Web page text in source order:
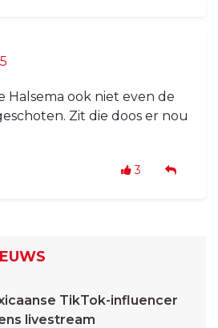
Halsema ook niet even de
Zit die doos er nou
3
TikTok-influencer
livestream